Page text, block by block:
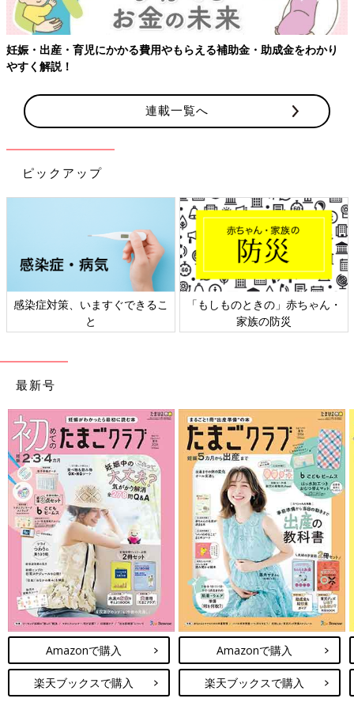
り
連載一覧へ
ピックアップ
ゃん・
日本外来小児科学会リーフレッ
六星占術 細木かおりさ
最新号
Amazonで購入
楽天ブックスで購入
Amazonで購入
楽天ブックスで購入